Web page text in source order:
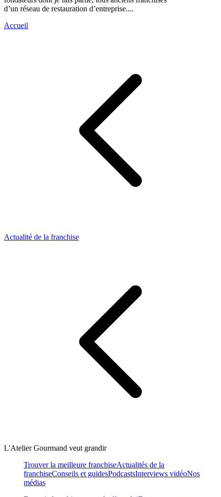
d’un réseau de restauration d’entreprise....
Accueil
Actualité de la franchise
L'Atelier Gourmand veut grandir
Trouver la meilleure franchiseActualités de la
franchiseConseils et guidesPodcastsInterviews vidéoNos
médias